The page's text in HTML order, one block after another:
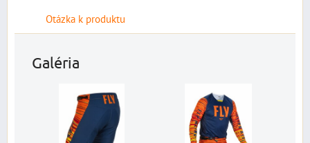
Otázka k produktu
Galéria